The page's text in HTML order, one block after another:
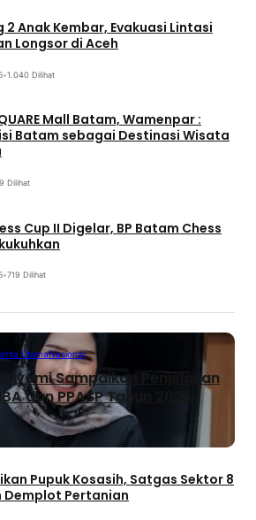
2 Anak Kembar, Evakuasi Lintasi
Longsor di Aceh
•1.040 Dilihat
Mall Batam, Wamenpar :
Batam sebagai Destinasi Wisata
Dilihat
Cup II Digelar, BP Batam Chess
•719 Dilihat
UtamaNasional
Sampaikan Penjelasan
dan PPASP Tahun 2026
Pupuk Kosasih, Satgas Sektor 8
Demplot Pertanian